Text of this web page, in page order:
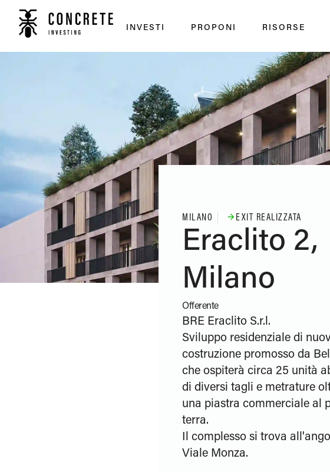
INVESTI PROPONI RISORSE
MILANO EXIT REALIZZATA
Eraclito 2,
Milano
Offerente
BRE Eraclito S.r.l.
Sviluppo residenziale di
costruzione promosso da
che ospiterà circa 25 unità
di diversi tagli e metrature
una piastra commerciale al
terra.
Il complesso si trova
Viale Monza.